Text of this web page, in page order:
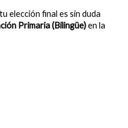
elección final es sin duda
Primaria (Bilingüe)en la